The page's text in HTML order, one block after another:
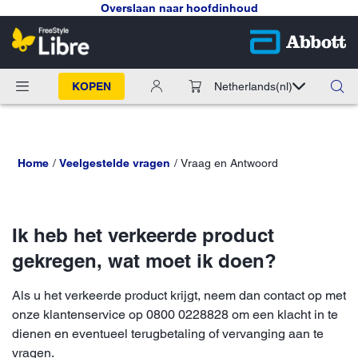
Overslaan naar hoofdinhoud
KOPEN Netherlands(nl)
Home Veelgestelde vragen Vraag en Antwoord
Ik heb het verkeerde product
gekregen, wat moet ik doen?
Als u het verkeerde product krijgt, neem dan contact op met
onze klantenservice op 0800 0228828 om een klacht in te
dienen en eventueel terugbetaling of vervanging aan te
vragen.